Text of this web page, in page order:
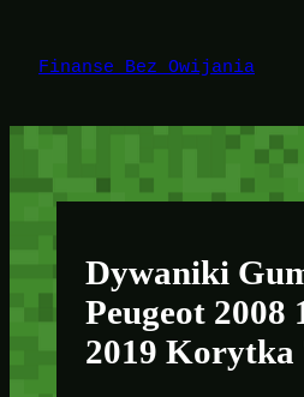
treści
Finanse Bez Owijania
Dywaniki
Peugeot 2008
2019 Korytka